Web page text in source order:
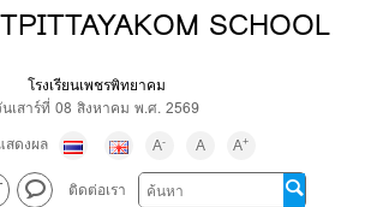
SCHOOL
โรงเรียนเพชรพิทยาคม
เสาร์ที่ 08 สิงหาคม พ.ศ. 2569
สดงผล
A- A A+
ติดต่อเรา